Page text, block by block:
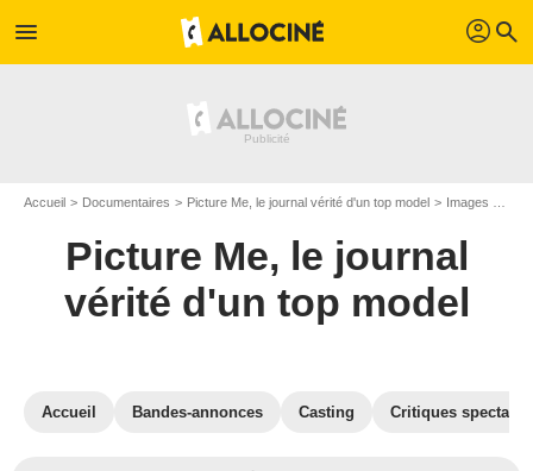
menu profil search
Accueil Documentaires Picture Me, le journal vérité d'un top model Images du documentaire Picture Me, le journal vérité d'un top model
Picture Me, le journal
vérité d'un top model
Accueil Bandes-annonces Casting Critiques